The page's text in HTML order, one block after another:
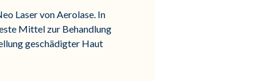
Laser von Aerolase. In
Mittel zur Behandlung
geschädigter Haut